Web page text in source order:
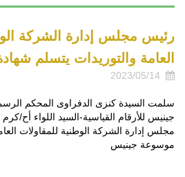
رئيس مجلس إدارة الشركة
العامة والتوريدات يتسلم
سلمت السيدة كنزى الدفراوى المحكم
جينيس للأرقام القياسية-السيد اللواء أح/
مجلس إدارة الشركة الوطنية للمقاولات
موسوعة جينيس